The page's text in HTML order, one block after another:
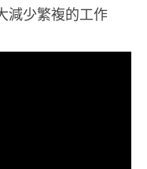
減少繁複的工作